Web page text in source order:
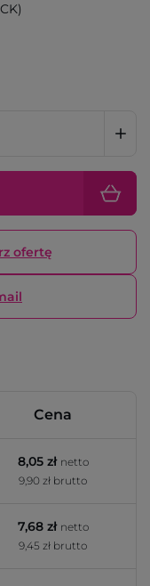
ofertę
Cena
8,05 zł netto
9,90 zł brutto
7,68 zł netto
9,45 zł brutto